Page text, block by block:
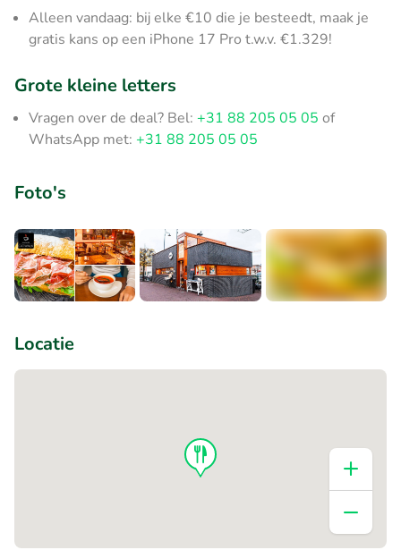
Alleen vandaag: bij elke €10 die je besteedt, maak je
gratis kans op een iPhone 17 Pro t.w.v. €1.329!
Grote kleine letters
Vragen over de deal? Bel: +31 88 205 05 05 of
WhatsApp met: +31 88 205 05 05
Foto's
Locatie